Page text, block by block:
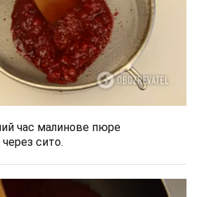
час малинове пюре
сито.